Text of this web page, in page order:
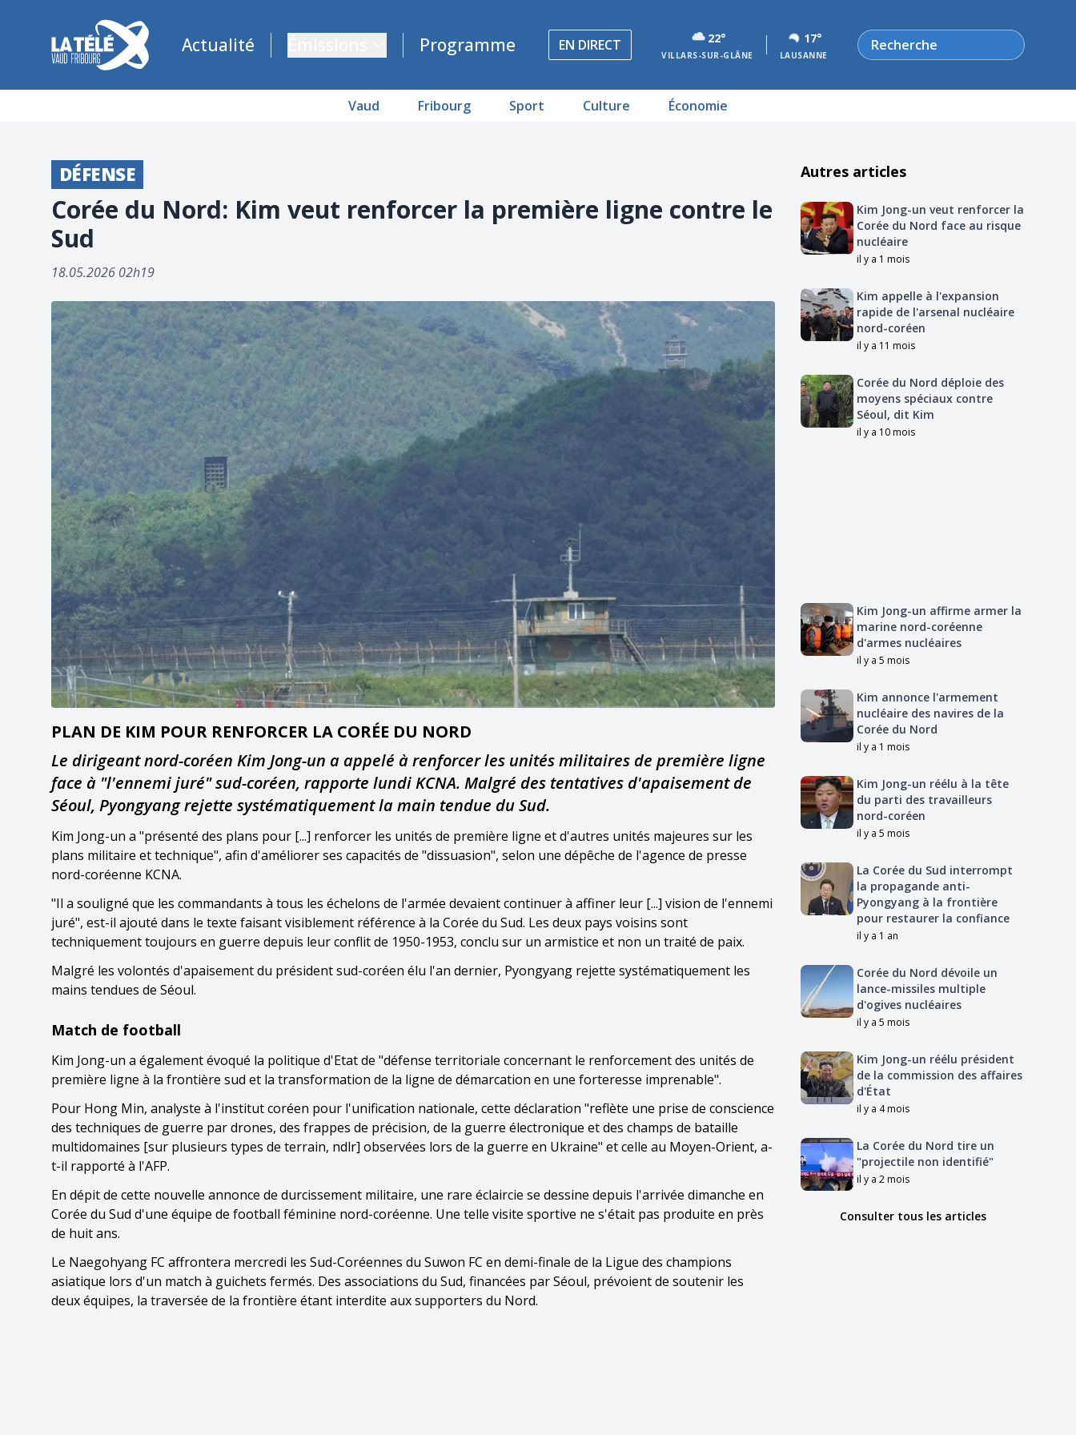
La Télé - Télévision régionale Vaud et Fribourg
Actualité Programme EN DIRECT 22°
VILLARS-SUR-GLÂNE
17°
LAUSANNE
Rechercher
Vaud Fribourg Sport Culture Économie
DÉFENSE
Corée du Nord: Kim veut renforcer la première ligne contre le
Sud
18.05.2026 02h19
PLAN DE KIM POUR RENFORCER LA CORÉE DU NORD
Le dirigeant nord-coréen Kim Jong-un a appelé à renforcer les unités militaires de première ligne
face à "l'ennemi juré" sud-coréen, rapporte lundi KCNA. Malgré des tentatives d'apaisement de
Séoul, Pyongyang rejette systématiquement la main tendue du Sud.
Kim Jong-un a "présenté des plans pour [...] renforcer les unités de première ligne et d'autres unités majeures sur les
plans militaire et technique", afin d'améliorer ses capacités de "dissuasion", selon une dépêche de l'agence de presse
nord-coréenne KCNA.
"Il a souligné que les commandants à tous les échelons de l'armée devaient continuer à affiner leur [...] vision de l'ennemi
juré", est-il ajouté dans le texte faisant visiblement référence à la Corée du Sud. Les deux pays voisins sont
techniquement toujours en guerre depuis leur conflit de 1950-1953, conclu sur un armistice et non un traité de paix.
Malgré les volontés d'apaisement du président sud-coréen élu l'an dernier, Pyongyang rejette systématiquement les
mains tendues de Séoul.
Match de football
Kim Jong-un a également évoqué la politique d'Etat de "défense territoriale concernant le renforcement des unités de
première ligne à la frontière sud et la transformation de la ligne de démarcation en une forteresse imprenable".
Pour Hong Min, analyste à l'institut coréen pour l'unification nationale, cette déclaration "reflète une prise de conscience
des techniques de guerre par drones, des frappes de précision, de la guerre électronique et des champs de bataille
multidomaines [sur plusieurs types de terrain, ndlr] observées lors de la guerre en Ukraine" et celle au Moyen-Orient, a-
t-il rapporté à l'AFP.
En dépit de cette nouvelle annonce de durcissement militaire, une rare éclaircie se dessine depuis l'arrivée dimanche en
Corée du Sud d'une équipe de football féminine nord-coréenne. Une telle visite sportive ne s'était pas produite en près
de huit ans.
Le Naegohyang FC affrontera mercredi les Sud-Coréennes du Suwon FC en demi-finale de la Ligue des champions
asiatique lors d'un match à guichets fermés. Des associations du Sud, financées par Séoul, prévoient de soutenir les
deux équipes, la traversée de la frontière étant interdite aux supporters du Nord.
Autres articles
Kim Jong-un veut renforcer la
Corée du Nord face au risque
nucléaire
il y a 1 mois
Kim appelle à l'expansion
rapide de l'arsenal nucléaire
nord-coréen
il y a 11 mois
Corée du Nord déploie des
moyens spéciaux contre
Séoul, dit Kim
il y a 10 mois
Kim Jong-un affirme armer la
marine nord-coréenne
d'armes nucléaires
il y a 5 mois
Kim annonce l'armement
nucléaire des navires de la
Corée du Nord
il y a 1 mois
Kim Jong-un réélu à la tête
du parti des travailleurs
nord-coréen
il y a 5 mois
La Corée du Sud interrompt
la propagande anti-
Pyongyang à la frontière
pour restaurer la confiance
il y a 1 an
Corée du Nord dévoile un
lance-missiles multiple
d'ogives nucléaires
il y a 5 mois
Kim Jong-un réélu président
de la commission des affaires
d'État
il y a 4 mois
La Corée du Nord tire un
"projectile non identifié"
il y a 2 mois
Consulter tous les articles